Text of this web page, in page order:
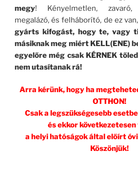
megy! Kényelmetlen,
megalázó, és felháborító, de ez
gyárts kifogást, hogy te, vagy
másiknak meg miért KELL(ENE)
egyelőre még csak KÉRNEK
nem utasítanak rá!
Arra kérünk, hogy ha
OTTHON!
Csak a legszükségesebb
és ekkor
a helyi hatóságok által előírt
Köszönjük!